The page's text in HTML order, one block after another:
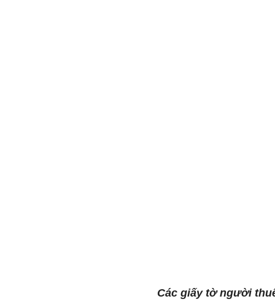
Các giấy tờ người